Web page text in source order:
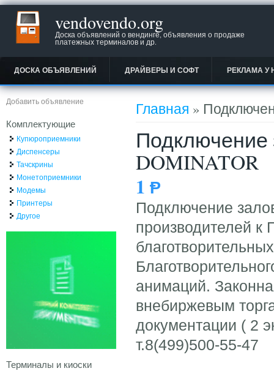
vendovendo.org
Доска объявлений о вендинге, объявления о продаже
платежных терминалов и др.
ДОСКА ОБЪЯВЛЕНИЙ ДРАЙВЕРЫ И СОФТ РЕКЛАМА У
Вы здесь
Главная »
Подключение
DOMINATOR
1 Ᵽ
Подключение
производителей
анимаций.
внебиржевым
документации ( 2
т.8(499)500-55-47
Добавить объявление
Комплектующие
Купюроприемники
Диспенсеры
Тачскрины
Монетоприемники
Модемы
Принтеры
Другое
Терминалы и киоски